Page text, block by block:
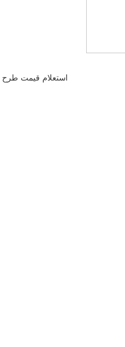
استعلام قیمت طرح توجیهی: ۰۳۶۱ ۰۰۶ ۰۹۱۲